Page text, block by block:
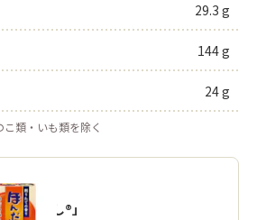
29.3 g
144 g
24 g
類・いも類を除く
「ほんだし®」